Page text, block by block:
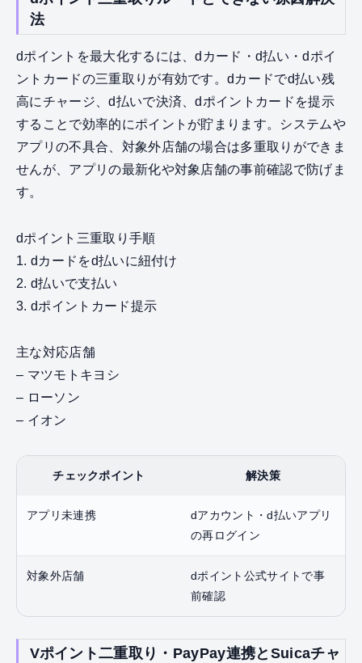
法
dポイントを最大化するには、dカード・d払い・dポイ
ントカードの三重取りが有効です。dカードでd払い残
高にチャージ、d払いで決済、dポイントカードを提示
することで効率的にポイントが貯まります。システムや
アプリの不具合、対象外店舗の場合は多重取りができま
せんが、アプリの最新化や対象店舗の事前確認で防げま
す。
dポイント三重取り手順
1. dカードをd払いに紐付け
2. d払いで支払い
3. dポイントカード提示
主な対応店舗
– マツモトキヨシ
– ローソン
– イオン
チェックポイント 解決策
アプリ未連携
dアカウント・d払いアプリ
の再ログイン
対象外店舗
dポイント公式サイトで事
前確認
Vポイント二重取り・PayPay連携とSuicaチャ